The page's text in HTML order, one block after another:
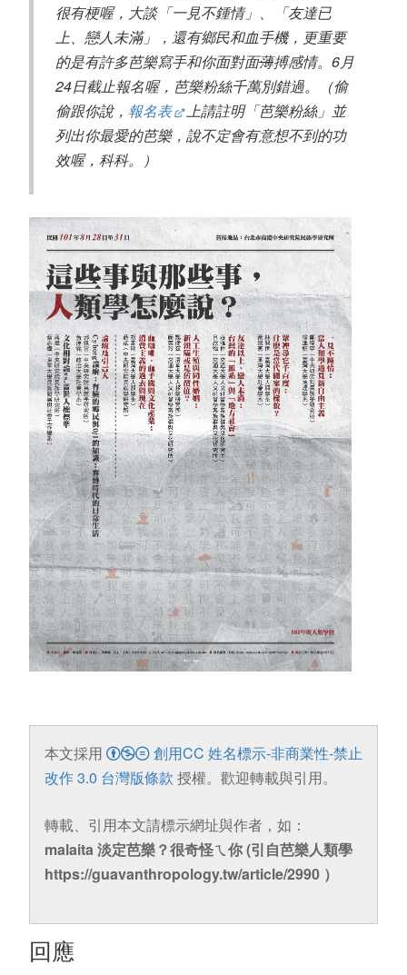
很有梗喔，大談「一見不鍾情」、「友達已
上、戀人未滿」，還有鄉民和血手機，更重要
的是有許多芭樂寫手和你面對面薄搏感情。6月
24日截止報名喔，芭樂粉絲千萬別錯過。（偷
偷跟你說， 報名表
上請註明「芭樂粉絲」並
列出你最愛的芭樂，說不定會有意想不到的功
效喔，科科。）
本文採用
創用CC 姓名標示-非商業性-禁止
改作 3.0 台灣版條款 授權。歡迎轉載與引用。
轉載、引用本文請標示網址與作者，如：
malaita 淡定芭樂？很奇怪ㄟ你 (引自芭樂人類學
https://guavanthropology.tw/article/2990 ）
回應